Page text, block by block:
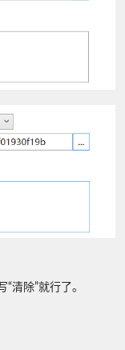
清除”就行了。